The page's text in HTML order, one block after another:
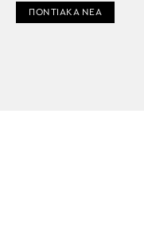
ΠΟΝΤΙΑΚΑ ΝΕΑ